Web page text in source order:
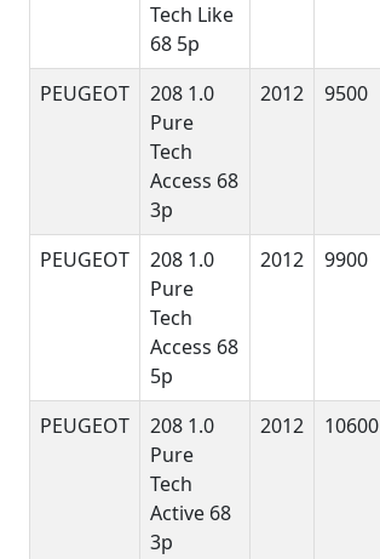
Tech Like
68 5p
PEUGEOT
208 1.0
Pure
Tech
Access 68
3p
2012 9500
PEUGEOT
208 1.0
Pure
Tech
Access 68
5p
2012 9900
PEUGEOT
208 1.0
Pure
Tech
Active 68
3p
2012 10600